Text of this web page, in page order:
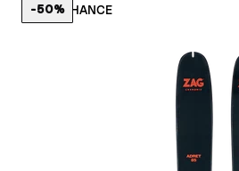
LAST CHANCE
-50%